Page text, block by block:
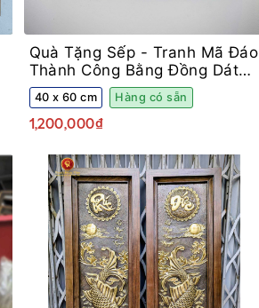
Quà Tặng Sếp - Tranh Mã Đáo
Thành Công Bằng Đồng Dát
Vàng
40 x 60 cm Hàng có sẵn
1,200,000₫